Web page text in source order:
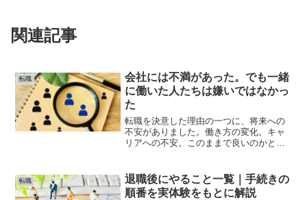
関連記事
転職
会社には不満があった。でも一緒
に働いた人たちは嫌いではなかっ
た
転職を決意した理由の一つに、将来への
不安がありました。働き方の変化。キャ
リアへの不安。このままで良いのかとい
って、会社で出会った人たちが嫌いだっ
たわけではありません。困っ...
転職
退職後にやること一覧｜手続きの
順番を実体験をもとに解説